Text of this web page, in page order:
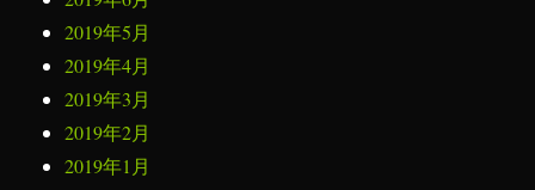
2019年5月
2019年4月
2019年3月
2019年2月
2019年1月